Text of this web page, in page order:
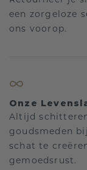
een zorgeloze
ons voorop.
Onze
Altijd
goudsmeden
schat te
gemoedsrust.